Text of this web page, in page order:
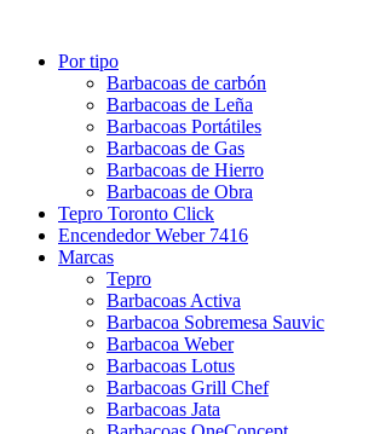
Por tipo
Barbacoas de carbón
Barbacoas de Leña
Barbacoas Portátiles
Barbacoas de Gas
Barbacoas de Hierro
Barbacoas de Obra
Tepro Toronto Click
Encendedor Weber 7416
Marcas
Tepro
Barbacoas Activa
Barbacoa Sobremesa Sauvic
Barbacoa Weber
Barbacoas Lotus
Barbacoas Grill Chef
Barbacoas Jata